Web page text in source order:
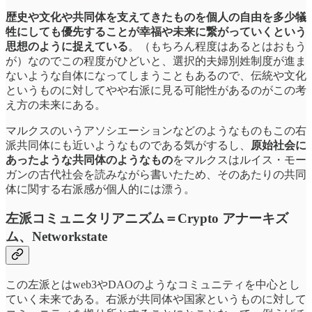
歴史や文化や共同体を支えてきたものを個人の自由を多少犠
牲にしても優先することが幸福や未来に繋がっていくという
思想のように捉えている。（もちろん程度はあるとはおもう
が）なのでこの程度がひどいと、選択的夫婦別姓制度が進ま
ないような自体になってしまうこともあるので、伝統や文化
というものに対してやや右派に見る可能性があるのがこの考
え方の未来にある。
マルクスのいうアソシエーションなどのようなものもこの右
派共同体にも近いようなものである気がするし、
原始社会に
あったような共同体のようなものをマルクスはルイス・モー
ガンの古代社会を読みながら書いたため、そのあたりの共同
体に関する右派感が個人的には漂う。
左派コミュニタリアニズム＝Crypto アナーキズ
ム、Networkstate
この左派とはweb3やDAOのようなコミュニティを中心とし
ていく未来である。右派が共同体や国家というものに対して